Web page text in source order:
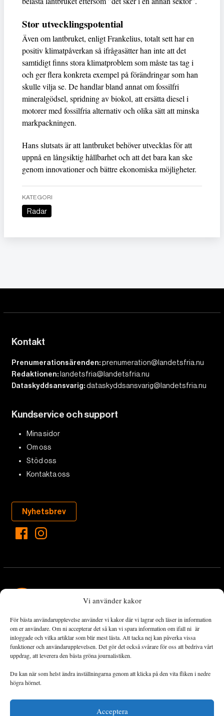
Vi använder kakor
För bästa användarupplevelse använder vi kakor där vi lagrar och läser in information
om er användare. Om ni accepterar det så kan vi spara information om ifall ni är
inloggade och vilka artiklar som blir mest lästa. Att tacka nej kan påverka vissa
funktioner och användarupplevelsen. Det gör det också svårare för oss att bedriva vårt
uppdrag, att leverera den bästa gröna journalistiken.
Du kan när som helst ändra inställningarna genom att klicka på den vita fliken i nedre
högra hörnet.
Acceptera
Stor utvecklingspotential
Även om lantbruket, enligt Frankelius, totalt sett har en
positiv klimatpåverkan så ifrågasätter han inte att det
samtidigt finns stora klimatproblem som måste tas tag i
och ger flera konkreta exempel på förändringar som han
skulle vilja se. De handlar bland annat om fossilfri
mineralgödsel, spridning av biokol, att ersätta diesel i
motorer med fossilfria alternativ och olika sätt att minska
markpackningen.
Hans slutsats är att lantbruket behöver utvecklas för att
uppnå en långsiktig hållbarhet och att det bara kan ske
genom innovationer och bättre ekonomiska möjligheter.
KATEGORI
Radar
Kontakt
Prenumerationsärenden:prenumeration@landetsfria.nu
Redaktionen: landetsfria@landetsfria.nu
Dataskyddsansvarig:dataskyddsansvarig@landetsfria.nu
Kundservice och support
Mina sidor
Om oss
Stöd oss
Kontakta oss
Nyhetsbrev
Landets Fria Tidning är en nyhetstidning med bred bevakning av
det viktigaste som händer lokalt och globalt och med fokus på
omställningsrörelsen. En omställning till ett hållbart samhälle går
både via starka och lika rättigheter för alla människor, minskade
ekonomiska och sociala klyftor, samt utrymme för allt levande att
utvecklas och frodas.